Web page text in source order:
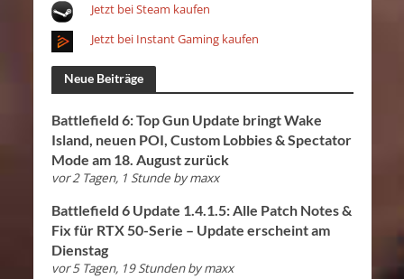
Jetzt bei Steam kaufen
Jetzt bei Instant Gaming kaufen
Neue Beiträge
Battlefield 6: Top Gun Update bringt Wake
Island, neuen POI, Custom Lobbies & Spectator
Mode am 18. August zurück
vor 2 Tagen, 1 Stunde bymaxx
Battlefield 6 Update 1.4.1.5: Alle Patch Notes &
Fix für RTX 50-Serie – Update erscheint am
Dienstag
vor 5 Tagen, 19 Stunden bymaxx